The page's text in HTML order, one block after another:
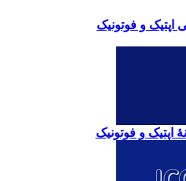
اپتیک و فوتونیک
اپتیک و فوتونیک